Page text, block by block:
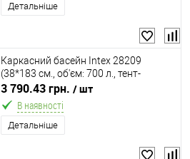
Детальніше
Каркасний басейн Intex 28209
(38*183 см., об'єм: 700 л., тент-
парасолька з душем, серія: Splash-in-
Shade Play)
3 790.43 грн. / шт
В наявності
Детальніше